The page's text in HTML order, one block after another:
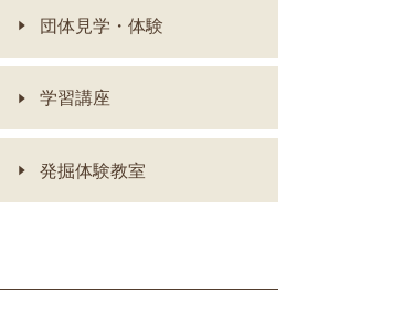
団体見学・体験
学習講座
発掘体験教室